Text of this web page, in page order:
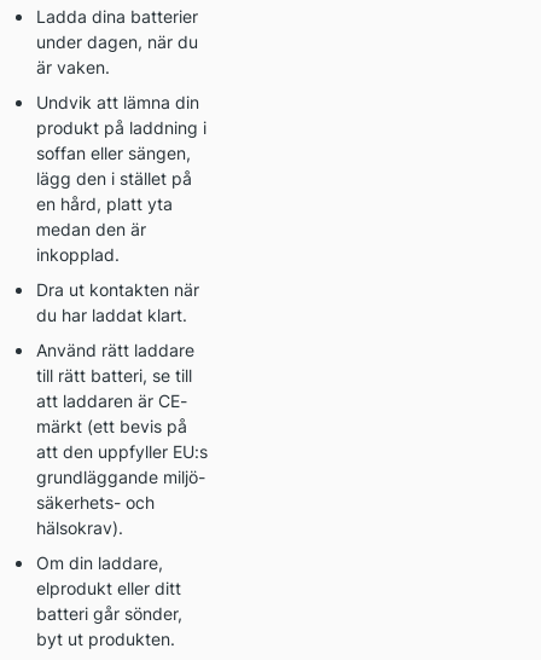
Ladda dina batterier
under dagen, när du
är vaken.
Undvik att lämna din
produkt på laddning i
soffan eller sängen,
lägg den i stället på
en hård, platt yta
medan den är
inkopplad.
Dra ut kontakten när
du har laddat klart.
Använd rätt laddare
till rätt batteri, se till
att laddaren är CE-
märkt (ett bevis på
att den uppfyller EU:s
grundläggande miljö-
säkerhets- och
hälsokrav).
Om din laddare,
elprodukt eller ditt
batteri går sönder,
byt ut produkten.